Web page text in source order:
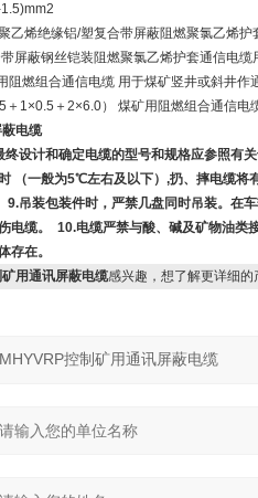
乙烯绝缘铝/塑复合带屏蔽阻燃聚氯乙烯
屏蔽钢丝铠装阻燃聚氯乙烯护套通信电
阻燃组合通信电缆 用于煤矿竖井或斜井作
＋1×0.5＋2×6.0） 煤矿用阻燃组合通信电
电缆
设计和确定电缆的型号和规格应参照有
（一般为5℃左右及以下）,扔、摔电缆
吊装包装件时，严禁几盘同时吊装。在
电缆。 10.电缆严禁与酸、碱及矿物油类
存在。
用通讯屏蔽电缆感兴趣，想了解更详细的